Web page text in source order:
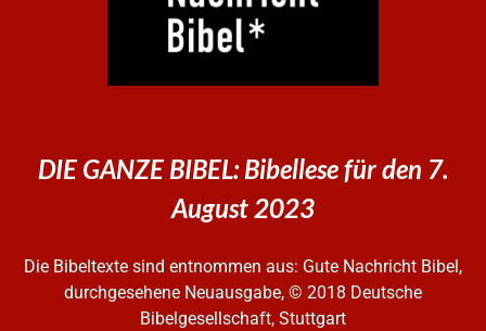
DIE GANZE BIBEL: Bibellese für den 7.
August 2023
Die Bibeltexte sind entnommen aus: Gute Nachricht Bibel,
durchgesehene Neuausgabe, © 2018 Deutsche
Bibelgesellschaft, Stuttgart